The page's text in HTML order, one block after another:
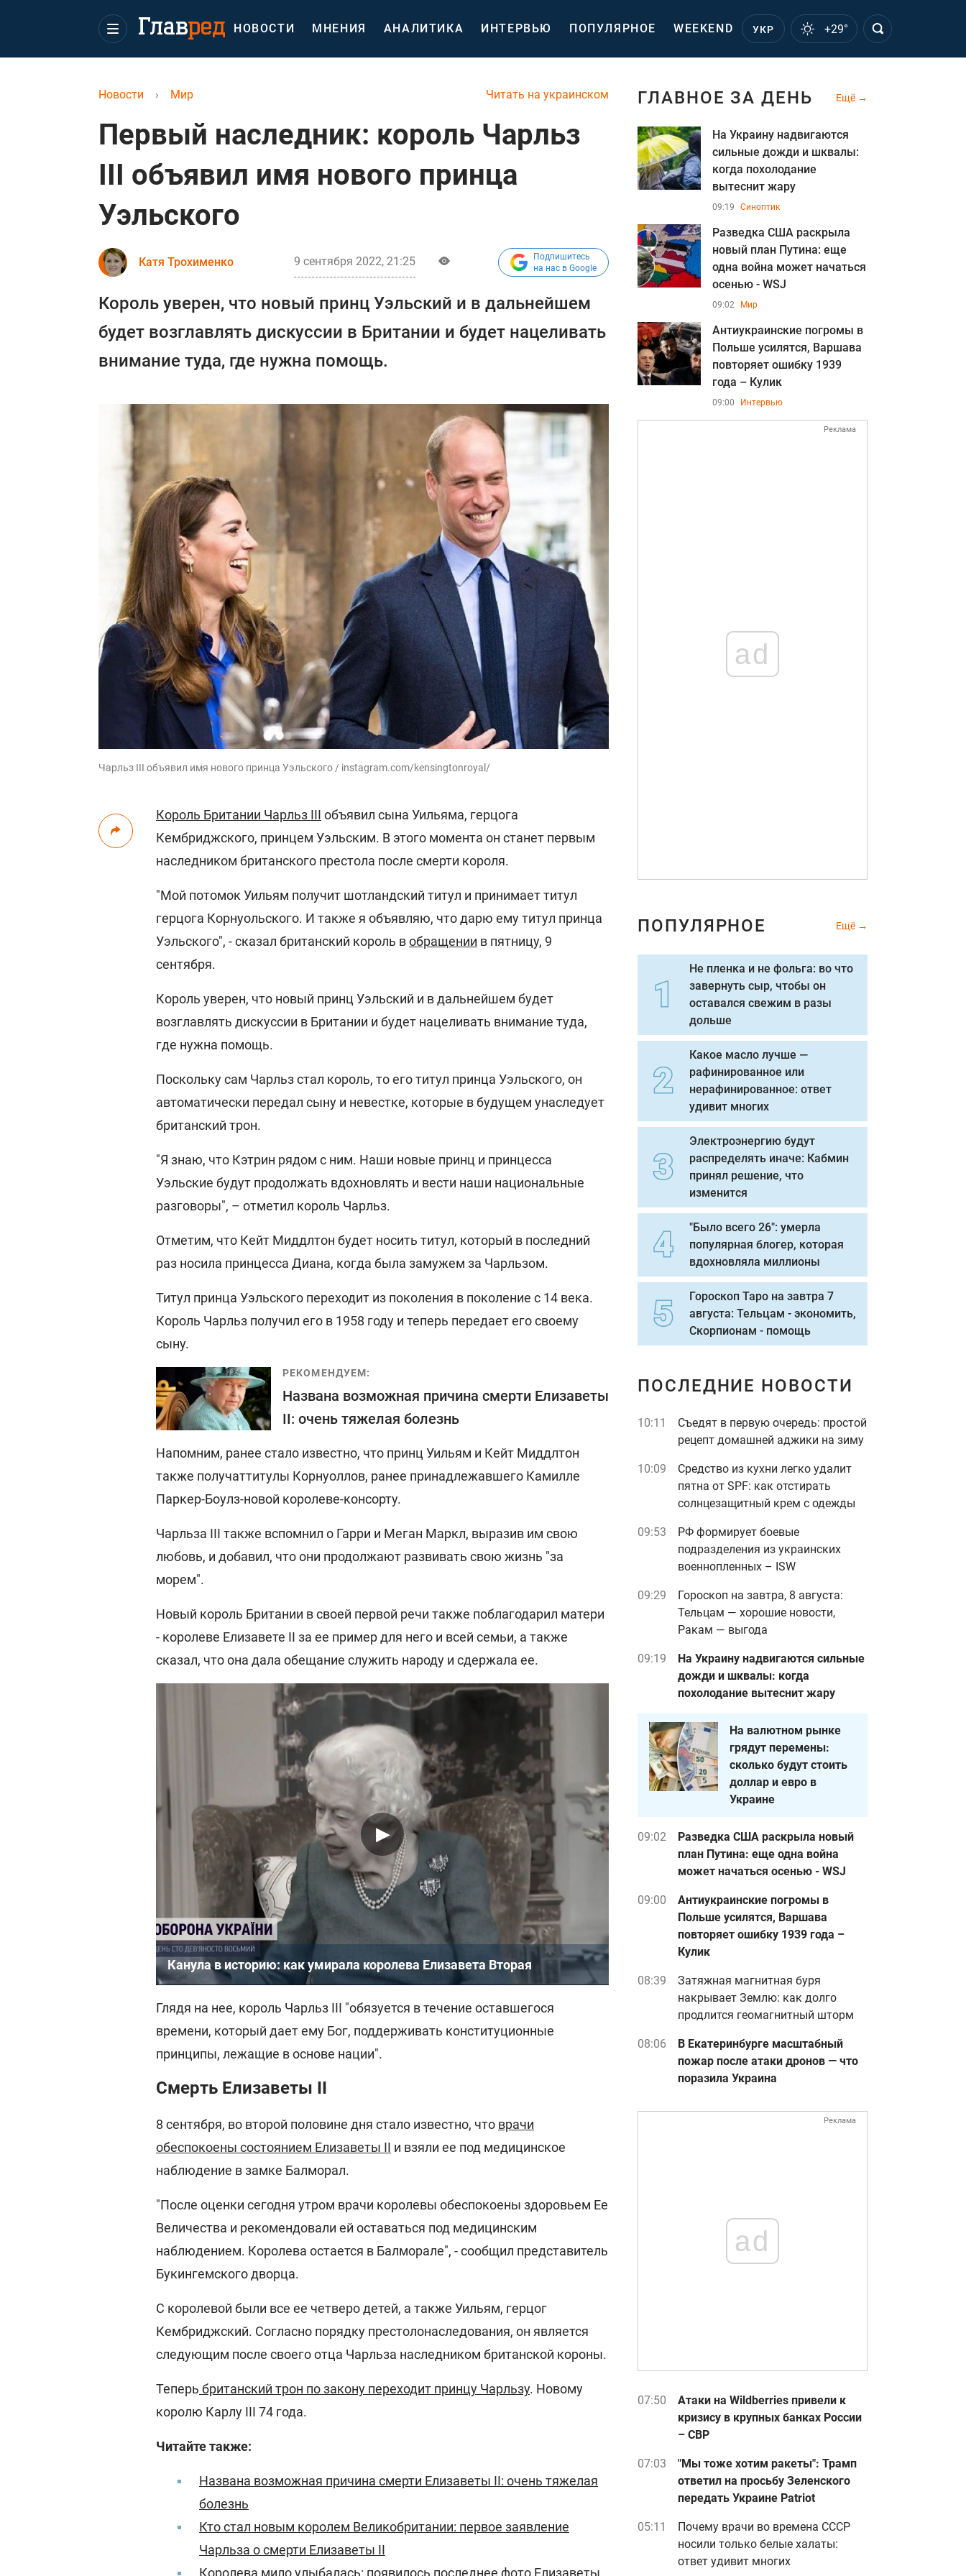
НОВОСТИ МНЕНИЯ АНАЛИТИКА ИНТЕРВЬЮ ПОПУЛЯРНОЕ WEEKEND УКР +29°
Читать на украинском
Новости › Мир
Первый наследник: король Чарльз
III объявил имя нового принца
Уэльского
Катя Трохименко 9 сентября 2022, 21:25
Подпишитесь
на нас в Google
Король уверен, что новый принц Уэльский и в дальнейшем
будет возглавлять дискуссии в Британии и будет нацеливать
внимание туда, где нужна помощь.
Чарльз III объявил имя нового принца Уэльского / instagram.com/kensingtonroyal/
Король Британии Чарльз III объявил сына Уильяма, герцога
Кембриджского, принцем Уэльским. В этого момента он станет первым
наследником британского престола после смерти короля.
"Мой потомок Уильям получит шотландский титул и принимает титул
герцога Корнуольского. И также я объявляю, что дарю ему титул принца
Уэльского", - сказал британский король вобращении в пятницу, 9
сентября.
Король уверен, что новый принц Уэльский и в дальнейшем будет
возглавлять дискуссии в Британии и будет нацеливать внимание туда,
где нужна помощь.
Поскольку сам Чарльз стал король, то его титул принца Уэльского, он
автоматически передал сыну и невестке, которые в будущем унаследует
британский трон.
"Я знаю, что Кэтрин рядом с ним. Наши новые принц и принцесса
Уэльские будут продолжать вдохновлять и вести наши национальные
разговоры", – отметил король Чарльз.
Отметим, что Кейт Миддлтон будет носить титул, который в последний
раз носила принцесса Диана, когда была замужем за Чарльзом.
Титул принца Уэльского переходит из поколения в поколение с 14 века.
Король Чарльз получил его в 1958 году и теперь передает его своему
сыну.
РЕКОМЕНДУЕМ:
Названа возможная причина смерти Елизаветы
II: очень тяжелая болезнь
Напомним, ранее стало известно, что принц Уильям и Кейт Миддлтон
также получаттитулы Корнуоллов, ранее принадлежавшего Камилле
Паркер-Боулз-новой королеве-консорту.
Чарльза III также вспомнил о Гарри и Меган Маркл, выразив им свою
любовь, и добавил, что они продолжают развивать свою жизнь "за
морем".
Новый король Британии в своей первой речи также поблагодарил матери
- королеве Елизавете II за ее пример для него и всей семьи, а также
сказал, что она дала обещание служить народу и сдержала ее.
Канула в историю: как умирала королева Елизавета Вторая
Глядя на нее, король Чарльз III "обязуется в течение оставшегося
времени, который дает ему Бог, поддерживать конституционные
принципы, лежащие в основе нации".
Смерть Елизаветы II
8 сентября, во второй половине дня стало известно, что врачи
обеспокоены состоянием Елизаветы II и взяли ее под медицинское
наблюдение в замке Балморал.
"После оценки сегодня утром врачи королевы обеспокоены здоровьем Ее
Величества и рекомендовали ей оставаться под медицинским
наблюдением. Королева остается в Балморале", - сообщил представитель
Букингемского дворца.
С королевой были все ее четверо детей, а также Уильям, герцог
Кембриджский. Согласно порядку престолонаследования, он является
следующим после своего отца Чарльза наследником британской короны.
Теперь британский трон по закону переходит принцу Чарльзу. Новому
королю Карлу III 74 года.
Читайте также:
Названа возможная причина смерти Елизаветы II: очень тяжелая
болезнь
Кто стал новым королем Великобритании: первое заявление
Чарльза о смерти Елизаветы II
Королева мило улыбалась: появилось последнее фото Елизаветы
ГЛАВНОЕ ЗА ДЕНЬ Ещё
На Украину надвигаются
сильные дожди и шквалы:
когда похолодание
вытеснит жару
09:19 Синоптик
Разведка США раскрыла
новый план Путина: еще
одна война может начаться
осенью - WSJ
09:02 Мир
Антиукраинские погромы в
Польше усилятся, Варшава
повторяет ошибку 1939
года – Кулик
09:00 Интервью
Реклама
ad
ПОПУЛЯРНОЕ Ещё
Не пленка и не фольга: во что
завернуть сыр, чтобы он
оставался свежим в разы
дольше
Какое масло лучше —
рафинированное или
нерафинированное: ответ
удивит многих
Электроэнергию будут
распределять иначе: Кабмин
принял решение, что
изменится
"Было всего 26": умерла
популярная блогер, которая
вдохновляла миллионы
Гороскоп Таро на завтра 7
августа: Тельцам - экономить,
Скорпионам - помощь
ПОСЛЕДНИЕ НОВОСТИ
10:11
Съедят в первую очередь: простой
рецепт домашней аджики на зиму
10:09
Средство из кухни легко удалит
пятна от SPF: как отстирать
солнцезащитный крем с одежды
09:53
РФ формирует боевые
подразделения из украинских
военнопленных – ISW
09:29
Гороскоп на завтра, 8 августа:
Тельцам — хорошие новости,
Ракам — выгода
09:19
На Украину надвигаются сильные
дожди и шквалы: когда
похолодание вытеснит жару
На валютном рынке
грядут перемены:
сколько будут стоить
доллар и евро в
Украине
09:02
Разведка США раскрыла новый
план Путина: еще одна война
может начаться осенью - WSJ
09:00
Антиукраинские погромы в
Польше усилятся, Варшава
повторяет ошибку 1939 года –
Кулик
08:39
Затяжная магнитная буря
накрывает Землю: как долго
продлится геомагнитный шторм
08:06
В Екатеринбурге масштабный
пожар после атаки дронов — что
поразила Украина
Реклама
ad
07:50
Атаки на Wildberries привели к
кризису в крупных банках России
– СВР
07:03
"Мы тоже хотим ракеты": Трамп
ответил на просьбу Зеленского
передать Украине Patriot
05:11
Почему врачи во времена СССР
носили только белые халаты:
ответ удивит многих